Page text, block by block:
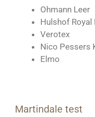
Ohmann Leer
Hulshof Royal
Verotex
Nico Pessers
Elmo
Martindale test